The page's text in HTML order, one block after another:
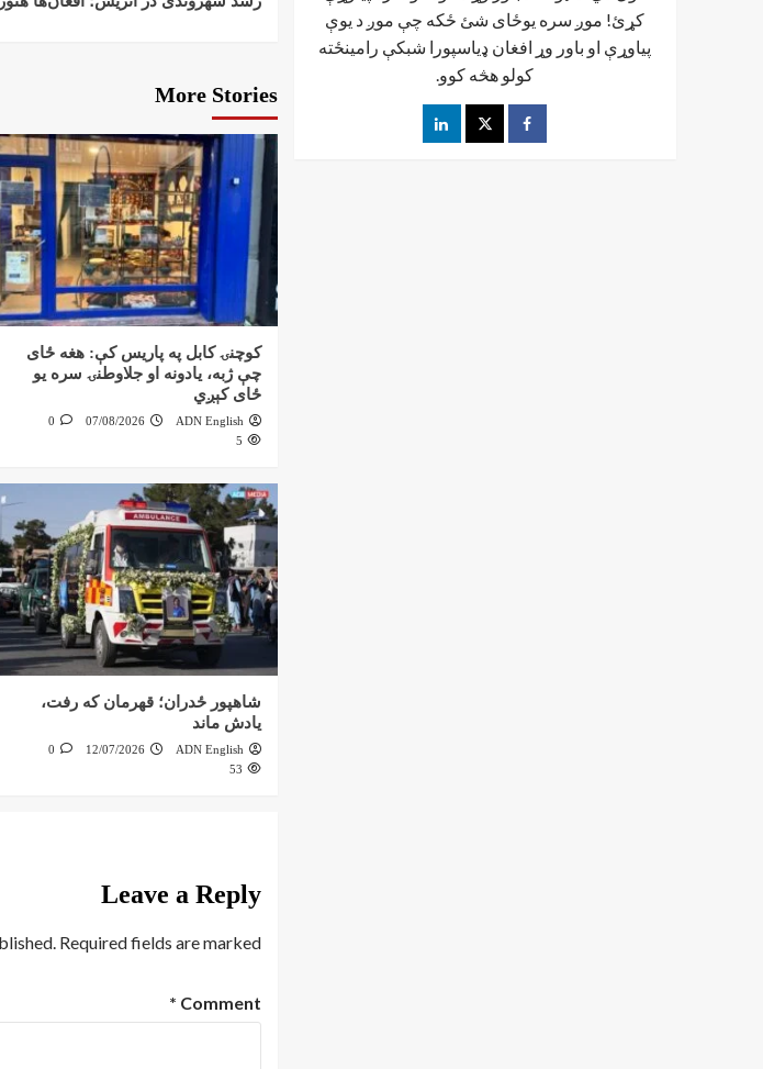
More Stories
کوچنۍ کابل په پاریس کې: هغه ځای
چې ژبه، یادونه او جلاوطنۍ سره یو
ځای کېږي
ADN English
07/08/2026
0
5
شاهپور ځدران؛ قهرمان که رفت،
یادش ماند
ADN English
12/07/2026
0
53
Leave a Reply
Required fields are marked
Comment
*
کړئ! موږ سره یوځای شئ ځکه چې موږ د یوې
پیاوړې او باور وړ افغان ډیاسپورا شبکې رامینځته
کولو هڅه کوو.